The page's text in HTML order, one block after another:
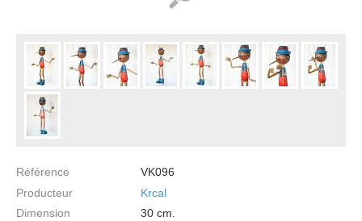
Référence
VK096
Producteur
Krcal
Dimension
30 cm.